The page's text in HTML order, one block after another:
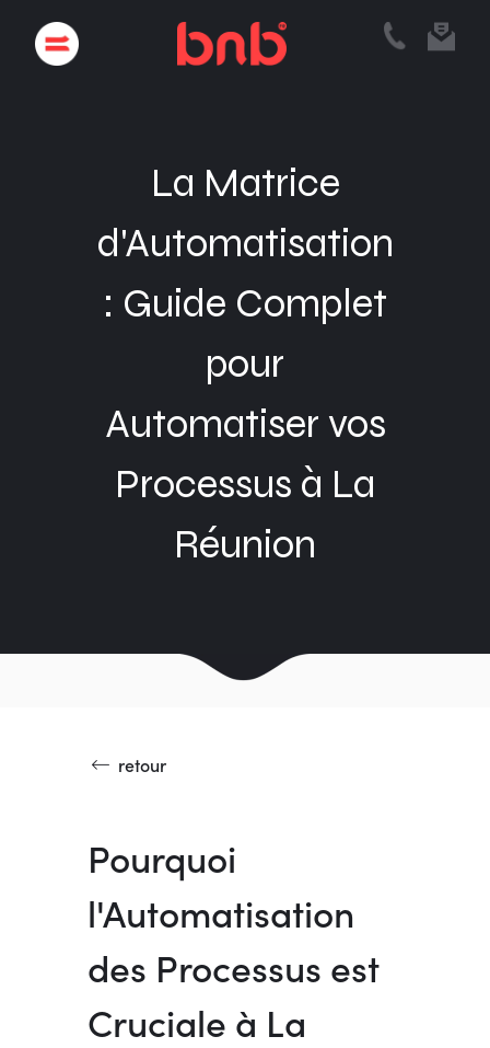
La Matrice
d'Automatisation
: Guide Complet
pour
Automatiser vos
Processus à La
Réunion
retour
Pourquoi
l'Automatisation
des Processus est
Cruciale à La